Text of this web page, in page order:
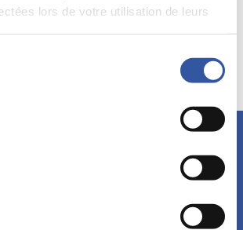
lors de votre utilisation de leurs
américaine
de valeurs Parties prenantes
et découvrez nos événements,